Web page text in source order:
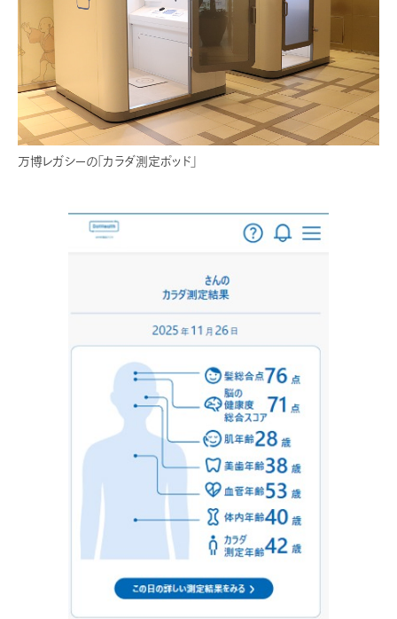
万博レガシーの「カラダ測定ポッド」